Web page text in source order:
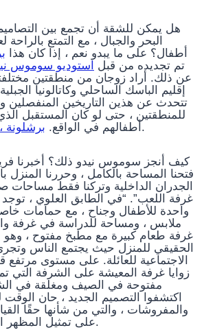
هل يمكن للشقة أن تجمع بين
البحر والجبال ، مع التمتع
أطفال؟ على ما يبدو نعم ، إذا كان هذا
تم تجديده من قبل
استوديو سوموس
عن ذلك. أراد زوجان من منطقتين
إقليم الباسك الساحلي وكاتالونيا
تتحدث عن هذين التاريخين المنفصلين
للمنطقتين ، حتى لو كان المستقبل
أطفالهم في الواقع. برشلونة .
كيف أنجز سوموس نيدو ذلك؟ أخبرنا
فتحنا المساحة بالكامل ، وحررنا المنزل
الجدران الداخلية وتركنا فقط مساحات
غرفة اللعب”. “في الطابق العلوي ،
واحدة للأطفال وجناح ، مع حمامات
ملابس ، ومساحة للدراسة في غرفة
غرفة طعام كبيرة مع مطبخ مفتوح ، وهو
الحقيقي للمنزل حيث يجتمع الناس
الاجتماعية للعائلة. على مستوى مرتفع
زوايا غرفة المعيشة على الشرفة التي
مفتوحة في الصيف ومغلقة في
اكتشفوا التصميم الجديد ، حان الوقت
والمفروشات ، والتي من شأنها حقًا
على تمثيل المظهر الإقليمي المتباين.